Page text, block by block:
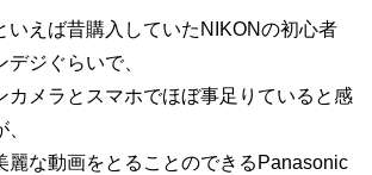
いえば昔購入していたNIKONの初心者
ジぐらいで、
カメラとスマホでほぼ事足りていると感
麗な動画をとることのできるPanasonic